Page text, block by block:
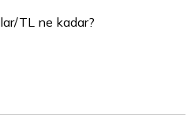
TL ne kadar?